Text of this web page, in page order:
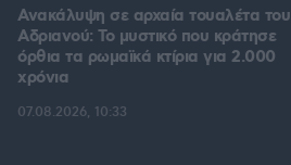
Ανακάλυψη σε αρχαία τουαλέτα του
Αδριανού: Το μυστικό που κράτησε
όρθια τα ρωμαϊκά κτίρια για 2.000
χρόνια
07.08.2026, 10:33